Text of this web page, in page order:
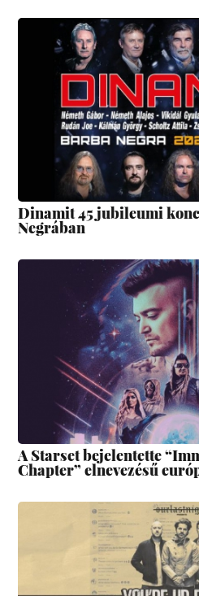
Dinamit 45 jubileumi
Negrában
A Starset bejelentette
Chapter” elnevezésű